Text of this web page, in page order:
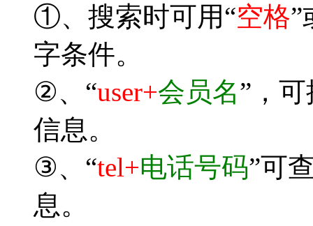
①、搜索时可用“空格”
字条件。
②、“user+会员名”，
信息。
③、“tel+电话号码”可
息。